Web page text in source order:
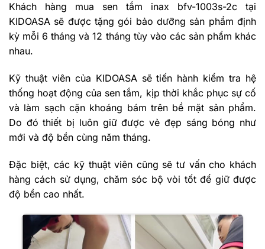
Khách hàng mua sen tắm inax bfv-1003s-2c tại
KIDOASA sẽ được tặng gói bảo dưỡng sản phẩm định
kỳ mỗi 6 tháng và 12 tháng tùy vào các sản phẩm khác
nhau.
Kỹ thuật viên của KIDOASA sẽ tiến hành kiểm tra hệ
thống hoạt động của sen tắm, kịp thời khắc phục sự cố
và làm sạch cặn khoáng bám trên bề mặt sản phẩm.
Do đó thiết bị luôn giữ được vẻ đẹp sáng bóng như
mới và độ bền cùng năm tháng.
Đặc biệt, các kỹ thuật viên cũng sẽ tư vấn cho khách
hàng cách sử dụng, chăm sóc bộ vòi tốt để giữ được
độ bền cao nhất.